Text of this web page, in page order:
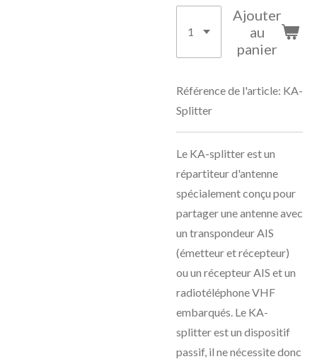
Ajouter
au
panier
Référence de l'article: KA-
Splitter
Le KA-splitter est un
répartiteur d'antenne
spécialement conçu pour
partager une antenne avec
un transpondeur AIS
(émetteur et récepteur)
ou un récepteur AIS et un
radiotéléphone VHF
embarqués. Le KA-
splitter est un dispositif
passif, il ne nécessite donc